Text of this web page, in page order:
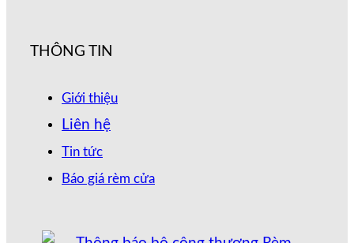
THÔNG TIN
Giới thiệu
Liên hệ
Tin tức
Báo giá rèm cửa